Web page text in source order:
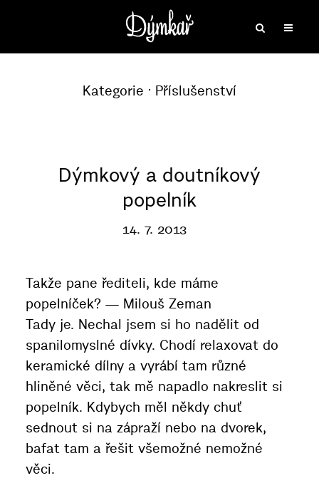
Kategorie Příslušenství
Dýmkový a doutníkový
popelník
14. 7. 2013
Takže pane řediteli, kde máme
popelníček? — Milouš Zeman
Tady je. Nechal jsem si ho nadělit od
spanilomyslné dívky. Chodí relaxovat do
keramické dílny a vyrábí tam různé
hliněné věci, tak mě napadlo nakreslit si
popelník. Kdybych měl někdy chuť
sednout si na zápraží nebo na dvorek,
bafat tam a řešit všemožné nemožné
věci.